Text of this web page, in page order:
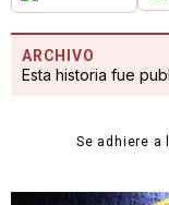
ARCHIVO
Esta historia fue
Se adhiere a